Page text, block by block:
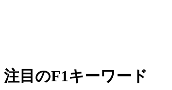
注目のF1キーワード